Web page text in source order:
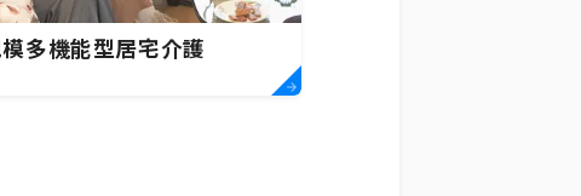
多機能型居宅介護